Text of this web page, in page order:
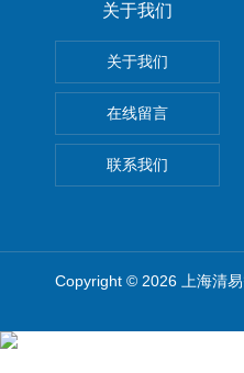
关于我们
关于我们
在线留言
联系我们
Copyright © 2026 上海清